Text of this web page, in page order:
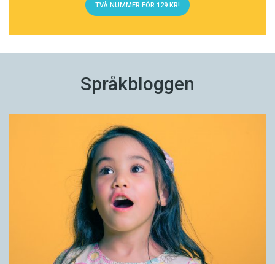
TVÅ NUMMER FÖR 129 KR!
Språkbloggen